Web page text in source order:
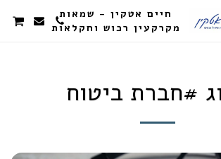
חיים אטקין - שמאות
מקרקעין רכוש וחקלאות
#חברת ביטוח